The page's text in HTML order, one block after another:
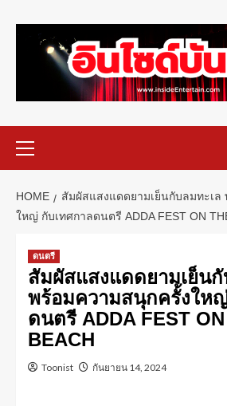
HOME
สัมผัสแสงแดดยามเย็นกับลมทะเล
ใหญ่ กับเทศกาลดนตรี ADDA FEST ON
ดนตรี
สัมผัสแสงแดดยามเย็นกั
พร้อมความสนุกครั้งให
ดนตรี ADDA FEST
BEACH
Toonist กันยายน 14, 2024